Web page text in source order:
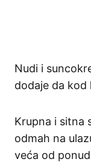
Nudi i
dodaje da kod
Krupna i sitna
odmah na
veća od